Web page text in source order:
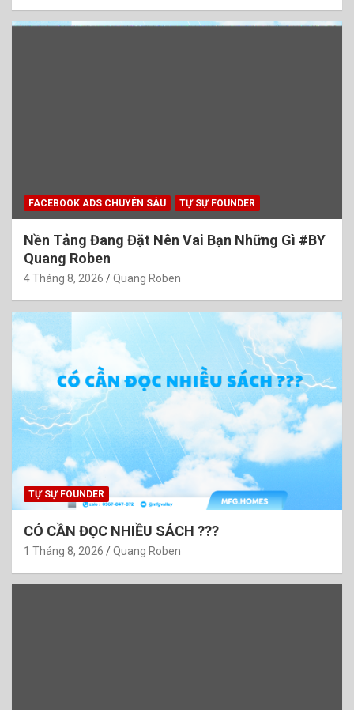
FACEBOOK ADS CHUYÊN SÂU TỰ SỰ FOUNDER
Nền Tảng Đang Đặt Nên Vai Bạn Những Gì #BY
Quang Roben
4 Tháng 8, 2026 Quang Roben
TỰ SỰ FOUNDER
CÓ CẦN ĐỌC NHIỀU SÁCH ???
1 Tháng 8, 2026 Quang Roben